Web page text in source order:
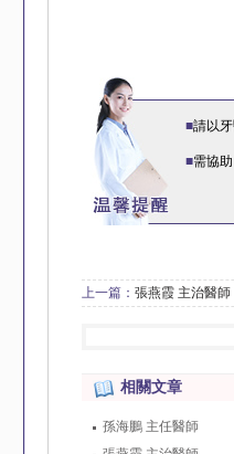
■請以
■需協
上一篇： 張燕霞 主治醫師
相關文章
孫海鵬 主任醫師